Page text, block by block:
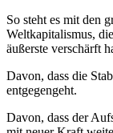
So steht es mit den
Weltkapitalismus,
äußerste verschärft
Davon, dass die
entgegengeht.
Davon, dass der